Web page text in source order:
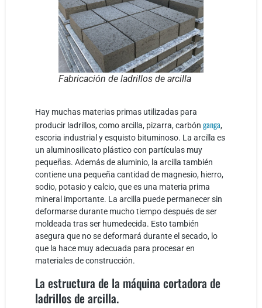
Fabricación de ladrillos de arcilla
Hay muchas materias primas utilizadas para
producir ladrillos, como arcilla, pizarra, carbón ganga,
escoria industrial y esquisto bituminoso. La arcilla es
un aluminosilicato plástico con partículas muy
pequeñas. Además de aluminio, la arcilla también
contiene una pequeña cantidad de magnesio, hierro,
sodio, potasio y calcio, que es una materia prima
mineral importante. La arcilla puede permanecer sin
deformarse durante mucho tiempo después de ser
moldeada tras ser humedecida. Esto también
asegura que no se deformará durante el secado, lo
que la hace muy adecuada para procesar en
materiales de construcción.
La estructura de la máquina cortadora de
ladrillos de arcilla.